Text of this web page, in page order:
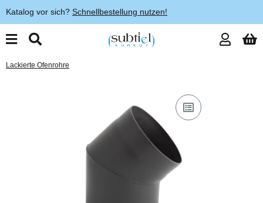
Katalog vor sich? Schnellbestellung nutzen!
Lackierte Ofenrohre